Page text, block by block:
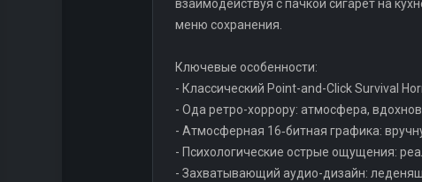
взаимодействуя с пачкой сигарет на
меню сохранения.
Ключевые особенности:
- Классический Point-and-Click Survival
- Ода ретро-хоррору: атмосфера,
- Атмосферная 16‑битная графика:
- Психологические острые ощущения:
- Захватывающий аудио-дизайн: